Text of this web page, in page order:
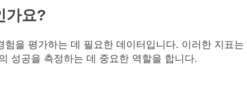
가요?
을 평가하는 데 필요한 데이터입니다. 이러한 지표는
성공을 측정하는 데 중요한 역할을 합니다.